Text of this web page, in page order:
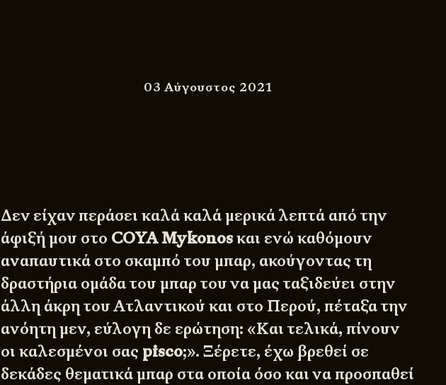
03 Αύγουστος 2021
Δεν είχαν περάσει καλά καλά μερικά λεπτά από την
άφιξή μου στο COYA Mykonosκαι ενώ καθόμουν
αναπαυτικά στο σκαμπό του μπαρ, ακούγοντας τη
δραστήρια ομάδα του μπαρ του να μας ταξιδεύει στην
άλλη άκρη του Ατλαντικού και στο Περού, πέταξα την
ανόητη μεν, εύλογη δε ερώτηση: «Και τελικά, πίνουν
οι καλεσμένοι σας pisco;». Ξέρετε, έχω βρεθεί σε
δεκάδες θεματικά μπαρ στα οποία όσο και να προσπαθεί